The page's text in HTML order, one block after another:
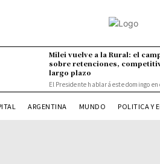
Milei vuelve a la Rural: el
sobre retenciones,
largo plazo
El Presidente hablará este domingo en
ARGENTINA MUNDO POLITICA Y